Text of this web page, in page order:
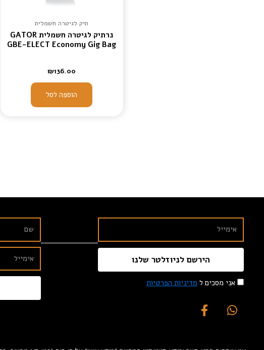
תיק לגיטרה חשמלית
נרתיק לגיטרה חשמלית GATOR
GBE-ELECT Economy Gig Bag
₪136.00
הוספה לסל
אני מסכים ל מדיניות הפרטיות
הירשם לניוזלטר שלנו